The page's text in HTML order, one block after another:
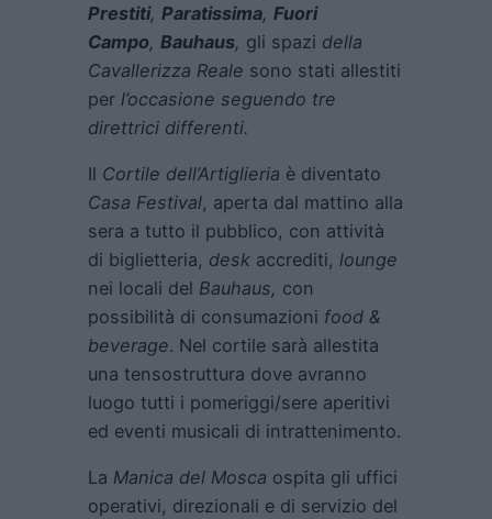
Prestiti, Paratissima, Fuori
Campo, Bauhaus, gli spazi della
Cavallerizza Reale sono stati allestiti
per l’occasione seguendo tre
direttrici differenti.
Il Cortile dell’Artiglieria è diventato
Casa Festival, aperta dal mattino alla
sera a tutto il pubblico, con attività
di biglietteria, desk accrediti, lounge
nei locali del Bauhaus, con
possibilità di consumazioni food &
beverage. Nel cortile sarà allestita
una tensostruttura dove avranno
luogo tutti i pomeriggi/sere aperitivi
ed eventi musicali di intrattenimento.
La Manica del Mosca ospita gli uffici
operativi, direzionali e di servizio del